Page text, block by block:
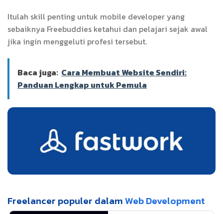
Itulah skill penting untuk mobile developer yang
sebaiknya Freebuddies ketahui dan pelajari sejak awal
jika ingin menggeluti profesi tersebut.
Baca juga: Cara Membuat Website Sendiri:
Panduan Lengkap untuk Pemula
Freelancer populer dalamWeb Development